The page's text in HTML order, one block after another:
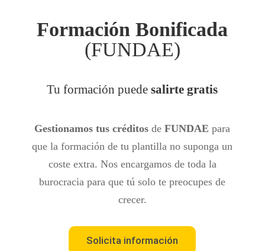
Formación Bonificada
(FUNDAE)
Tu formación puedesalirte gratis
Gestionamos tus créditos deFUNDAE para
que la formación de tu plantilla no suponga un
coste extra. Nos encargamos de toda la
burocracia para que tú solo te preocupes de
crecer.
Solicita información